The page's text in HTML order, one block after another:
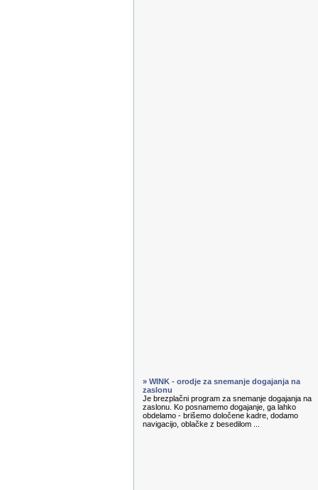
» WINK - orodje za snemanje dogajanja na
zaslonu
Je brezplačni program za snemanje dogajanja na
zaslonu. Ko posnamemo dogajanje, ga lahko
obdelamo - brišemo določene kadre, dodamo
navigacijo, oblačke z besedilom ...